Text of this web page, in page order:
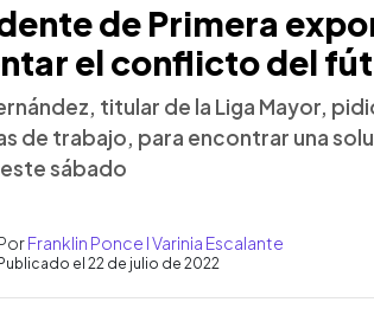
de Primera
el conflicto del
titular de la Liga Mayor,
de trabajo, para encontrar una
sábado
Franklin Ponce l Varinia Escalante
Publicado el 22 de julio de 2022